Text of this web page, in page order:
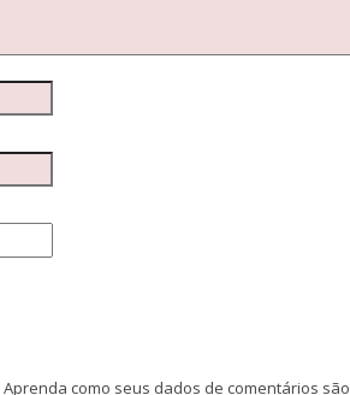
Aprenda como seus dados de comentários são